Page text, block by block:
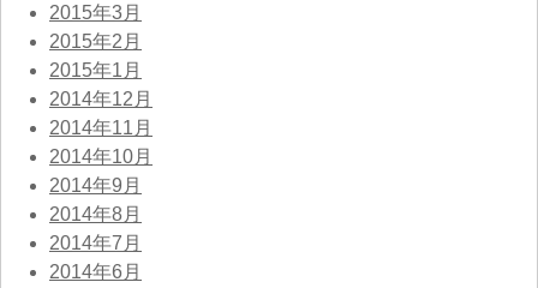
2015年3月
2015年2月
2015年1月
2014年12月
2014年11月
2014年10月
2014年9月
2014年8月
2014年7月
2014年6月